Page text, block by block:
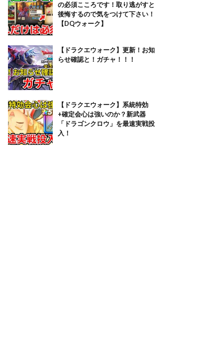
の必須こころです！取り逃がすと
後悔するので気をつけて下さい！
【DQウォーク】
【ドラクエウォーク】更新！お知
らせ確認と！ガチャ！！！
【ドラクエウォーク】系統特効
+確定会心は強いのか？新武器
「ドラゴンクロウ」を最速実戦投
入！